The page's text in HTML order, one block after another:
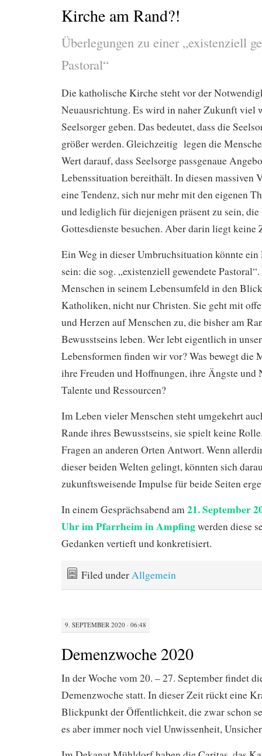
Kirche am Rand?!
Überlegungen zu einer „existenziell
Pastoral“
Die katholische Kirche steht vor der
Neuausrichtung. Es wird in naher Zukunft viel
Seelsorger geben. Das bedeutet, dass die
größer werden. Gleichzeitig legen die
Wert darauf, dass Seelsorge passgenaue
Lebenssituation bereithält. In diesen massiven
eine Tendenz, sich nur mehr mit den eigenen
und lediglich für diejenigen präsent zu sein,
Gottesdienste besuchen. Aber darin liegt keine
Ein Weg in dieser Umbruchsituation könnte ein
sein: die sog. „existenziell gewendete
Menschen in seinem Lebensumfeld in den
Katholiken, nicht nur Christen. Sie geht mit
und Herzen auf Menschen zu, die bisher am
Bewusstseins leben. Wer lebt eigentlich in
Lebensformen finden wir vor? Was bewegt die
ihre Freuden und Hoffnungen, ihre Ängste und
Talente und Ressourcen?
Im Leben vieler Menschen steht umgekehrt
Rande ihres Bewusstseins, sie spielt keine
Fragen an anderen Orten Antwort. Wenn
dieser beiden Welten gelingt, könnten sich
zukunftsweisende Impulse für beide Seiten
In einem Gesprächsabend am21. September
Uhr im Pfarrheim in Ampfingwerden diese
Gedanken vertieft und konkretisiert.
Filed underAllgemein
9. SEPTEMBER 2020 · 06:48
Demenzwoche 2020
In der Woche vom 20. – 27. September findet
Demenzwoche statt. In dieser Zeit rückt eine
Blickpunkt der Öffentlichkeit, die zwar schon
es aber immer noch viel Unwissenheit,